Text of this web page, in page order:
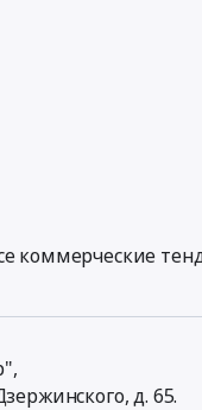
коммерческие
д. 65.